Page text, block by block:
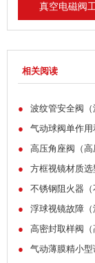
真空电磁阀
相关阅读
●
波纹管安全阀（
●
气动球阀单作用
●
高压角座阀（高
●
方框视镜材质选
●
不锈钢阻火器（
●
浮球视镜故障（
●
高密封取样阀（
●
气动薄膜精小型